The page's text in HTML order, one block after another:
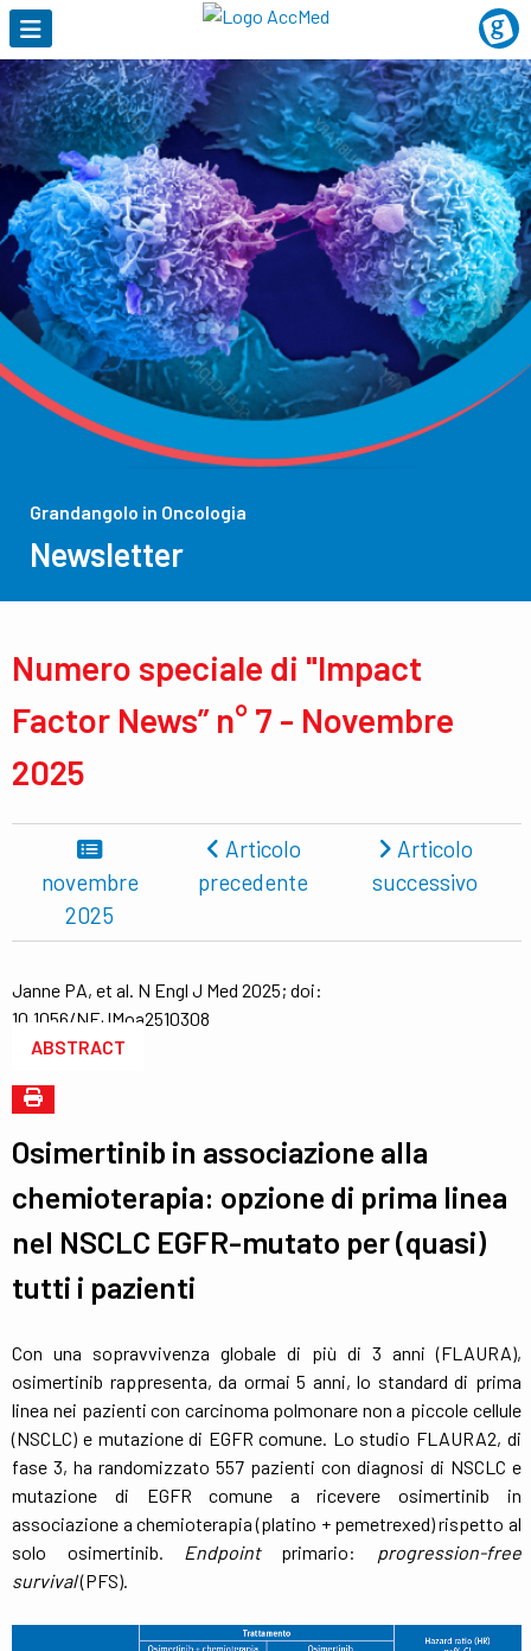
Grandangolo in Oncologia
Newsletter
Numero speciale di "Impact
Factor News” n° 7 - Novembre
2025
novembre
2025
Articolo
precedente
Articolo
successivo
Janne PA, et al. N Engl J Med 2025; doi:
10.1056/NEJMoa2510308
ABSTRACT
Osimertinib in associazione alla
chemioterapia: opzione di prima linea
nel NSCLC EGFR-mutato per (quasi)
tutti i pazienti
Con una sopravvivenza globale di più di 3 anni (FLAURA),
osimertinib rappresenta, da ormai 5 anni, lo standard di prima
linea nei pazienti con carcinoma polmonare non a piccole cellule
(NSCLC) e mutazione di EGFR comune. Lo studio FLAURA2, di
fase 3, ha randomizzato 557 pazienti con diagnosi di NSCLC e
mutazione di EGFR comune a ricevere osimertinib in
associazione a chemioterapia (platino + pemetrexed) rispetto al
solo osimertinib. Endpoint primario:
progression-free
survival(PFS).